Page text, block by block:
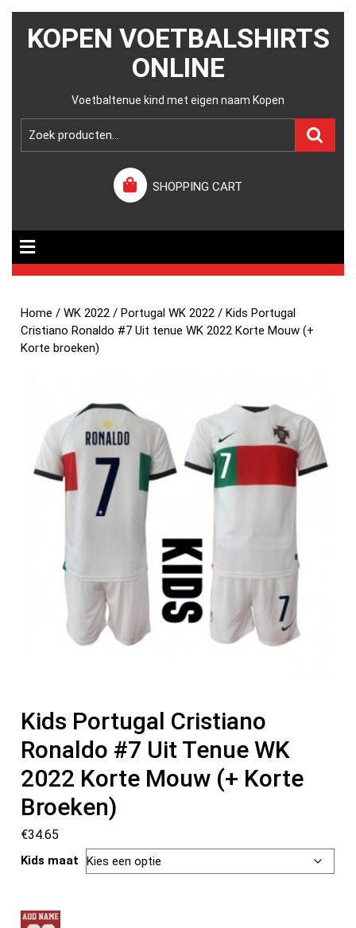
KOPEN VOETBALSHIRTS
ONLINE
Voetbaltenue kind met eigen naam Kopen
SHOPPING CART
Home /WK 2022 /Portugal WK 2022 / Kids Portugal
Cristiano Ronaldo #7 Uit tenue WK 2022 Korte Mouw (+
Korte broeken)
Kids Portugal Cristiano
Ronaldo #7 Uit Tenue WK
2022 Korte Mouw (+ Korte
Broeken)
€34.65
Kids maat